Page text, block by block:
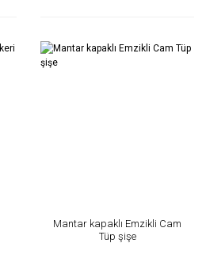
Mantar kapaklı Emzikli Cam
Tüp şişe